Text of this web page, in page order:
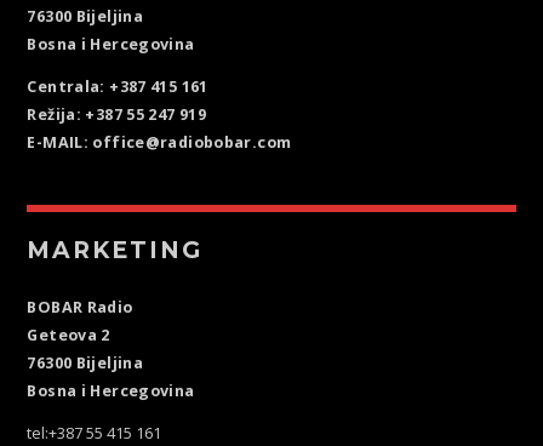
76300 Bijeljina
Bosna i Hercegovina
Centrala: +387 415 161
Režija: +387 55 247 919
E-MAIL: office@radiobobar.com
MARKETING
BOBAR Radio
Geteova 2
76300 Bijeljina
Bosna i Hercegovina
tel:+387 55 415 161